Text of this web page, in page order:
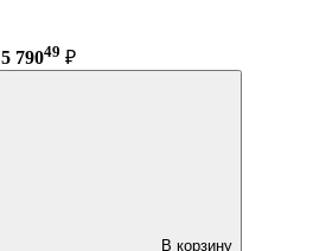
5 79049 ₽
В корзину